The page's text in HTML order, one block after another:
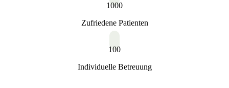
1000
Zufriedene Patienten
100
Individuelle Betreuung